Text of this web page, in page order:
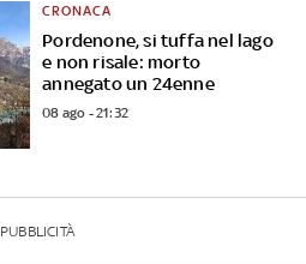
Pordenone, si tuffa nel lago
e non risale: morto
annegato un 24enne
CRONACA
08 ago - 21:32
PUBBLICITÀ